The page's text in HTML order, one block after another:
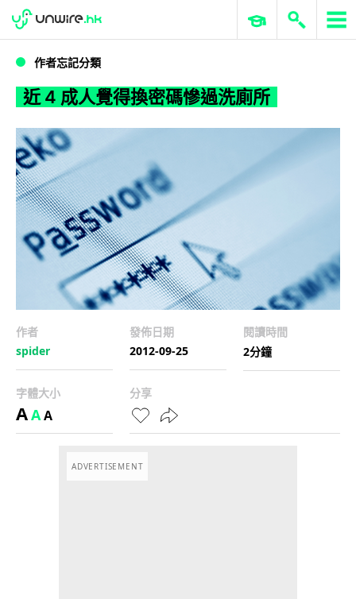
近 4 成人覺得換密碼慘過洗廁所
WWDC 2026 ERP 與商業 AI
作者忘記分類
近 4 成人覺得換密碼慘過洗廁所
作者
spider
發佈日期
2012-09-25
閱讀時間
2分鐘
字體大小
AAA
分享
ADVERTISEMENT